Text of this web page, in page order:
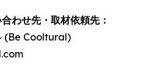
わせ先・取材依頼先：
(Be Cooltural)